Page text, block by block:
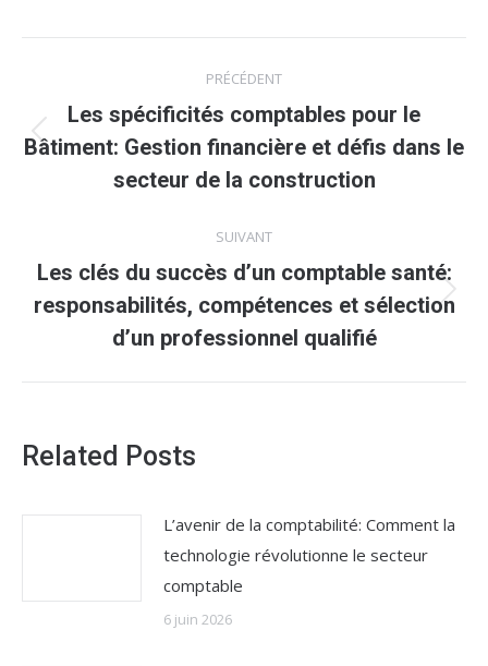
article
PRÉCÉDENT
Article
précédent
Les spécificités comptables pour le
Bâtiment: Gestion financière et défis dans le
secteur de la construction
SUIVANT
Article
suivant
Les clés du succès d’un comptable santé:
responsabilités, compétences et sélection
d’un professionnel qualifié
Related Posts
L’avenir de la comptabilité: Comment la
technologie révolutionne le secteur
comptable
6 juin 2026